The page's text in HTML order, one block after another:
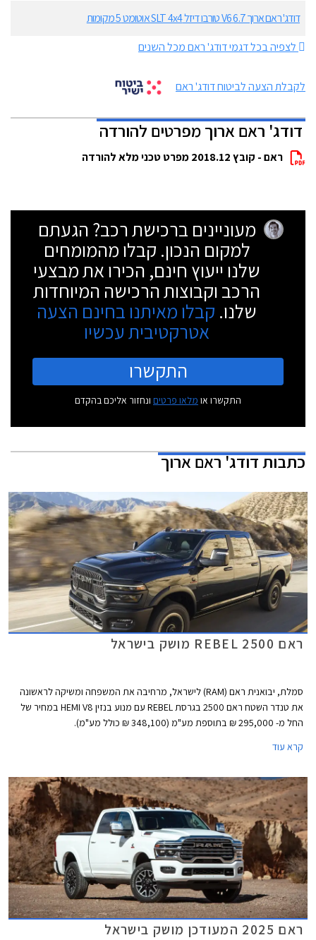
דודג' ראם ארוך 6.7 V6 טורבו דיזל SLT 4x4 אוטומט 5 מקומות
לצפיה בכל דגמי דודג' ראם מכל השנים
לקבלת הצעה לביטוח דודג' ראם
דודג' ראם ארוך מפרטים להורדה
ראם - קובץ 2018.12 מפרט טכני מלא להורדה
מעוניינים ברכישת רכב? הגעתם
למקום הנכון. קבלו מהמומחים
שלנו ייעוץ חינם, הכירו את מבצעי
הרכב וקבוצות הרכישה המיוחדות
שלנו. קבלו מאיתנו בחינם הצעה
אטרקטיבית עכשיו
התקשרו
התקשרו או מלאו פרטים ונחזור אליכם בהקדם
כתבותדודג' ראם ארוך
ראם REBEL 2500 מושק בישראל
סמלת, יבואנית ראם (RAM) לישראל, מרחיבה את המשפחה ומשיקה לראשונה
את טנדר השטח ראם 2500 בגרסת REBEL עם מנוע בנזין HEMI V8 במחיר של
החל מ- 295,000 ₪ בתוספת מע"מ (348,100 ₪ כולל מע"מ).
קרא עוד
ראם 2025 המעודכן מושק בישראל